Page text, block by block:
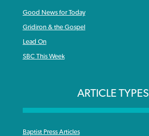
Good News for Today
Gridiron & the Gospel
Lead On
SBC This Week
ARTICLE TYPES
Baptist Press Articles